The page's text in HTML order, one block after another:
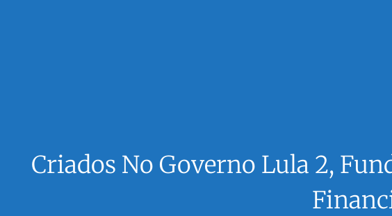
Criados No Governo Lula 2,